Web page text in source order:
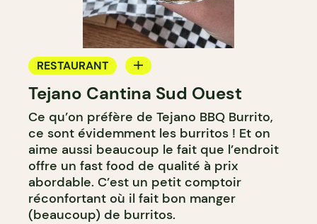
RESTAURANT
COMPTOIR
Tejano Cantina Sud Ouest
Ce qu’on préfère de Tejano BBQ Burrito,
ce sont évidemment les burritos ! Et on
aime aussi beaucoup le fait que l’endroit
offre un fast food de qualité à prix
abordable. C’est un petit comptoir
réconfortant où il fait bon manger
(beaucoup) de burritos.